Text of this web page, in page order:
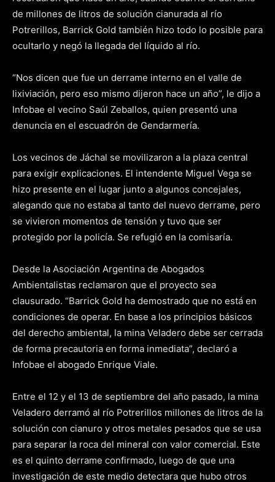
de millones de litros de solución cianurada al río
Potrerillos, Barrick Gold también hizo todo lo posible para
ocultarlo y negó la llegada del líquido al río.
“Nos dicen que fue un derrame interno en el valle de
lixiviación, pero eso mismo dijeron hace un año”, le dijo a
Infobae el vecino Saúl Zeballos, quien presentó una
denuncia en el escuadrón de Gendarmería.
Los vecinos de Jáchal se movilizaron a la plaza central
para exigir explicaciones. El intendente Miguel Vega se
hizo presente en el lugar junto a algunos concejales,
alegando que no estaba al tanto del nuevo derrame, pero
se vivieron momentos de tensión y tuvo que ser
protegido por la policía. Se refugió en la comisaría.
Desde la Asociación Argentina de Abogados
Ambientalistas reclamaron que el proyecto sea
clausurado. “Barrick Gold ha demostrado que no está en
condiciones de operar. En base a los principios básicos
del derecho ambiental, la mina Veladero debe ser cerrada
de forma precautoria en forma inmediata”, declaró a
Infobae el abogado Enrique Viale.
Entre el 12 y el 13 de septiembre del año pasado, la mina
Veladero derramó al río Potrerillos millones de litros de la
solución con cianuro y otros metales pesados que se usa
para separar la roca del mineral con valor comercial. Este
es el quinto derrame confirmado, luego de que una
investigación de este medio detectara que hubo otros